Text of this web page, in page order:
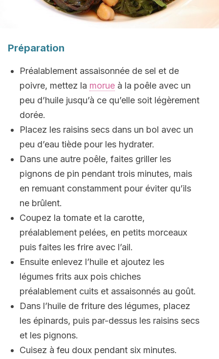
Préparation
Préalablement assaisonnée de sel et de
poivre, mettez la morue à la poêle avec un
peu d’huile jusqu’à ce qu’elle soit légèrement
dorée.
Placez les raisins secs dans un bol avec un
peu d’eau tiède pour les hydrater.
Dans une autre poêle, faites griller les
pignons de pin pendant trois minutes, mais
en remuant constamment pour éviter qu’ils
ne brûlent.
Coupez la tomate et la carotte,
préalablement pelées, en petits morceaux
puis faites les frire avec l’ail.
Ensuite enlevez l’huile et ajoutez les
légumes frits aux pois chiches
préalablement cuits et assaisonnés au goût.
Dans l’huile de friture des légumes, placez
les épinards, puis par-dessus les raisins secs
et les pignons.
Cuisez à feu doux pendant six minutes.